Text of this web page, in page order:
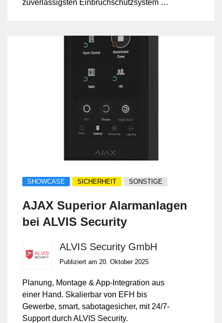
zuverlässigsten Einbruchschutzsystem der
starten Sie risikofrei in Ihre Sicherheit.
Installation, Programmierung und App-
Security GmbH – 17 Jahre Erfahrung in
Sicherheitstechnik inklusive.
SHOWCASE SICHERHEIT SONSTIGE
AJAX Superior Alarmanlagen
bei ALVIS Security
ALVIS Security GmbH
Publiziert am 20. Oktober 2025
Planung, Montage & App-Integration aus
einer Hand. Skalierbar von EFH bis
Gewerbe, smart, sabotagesicher, mit 24/7-
Support durch ALVIS Security.